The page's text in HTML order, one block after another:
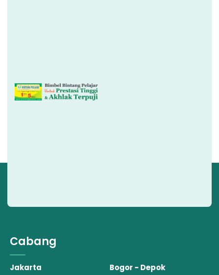
Cabang
Jakarta Bogor - Depok